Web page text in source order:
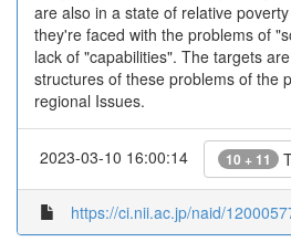
are also in a state of relative
they're faced with the problems of
lack of "capabilities". The targets
structures of these problems of the
regional Issues.
2023-03-10 16:00:14 10 + 11
https://ci.nii.ac.jp/naid/